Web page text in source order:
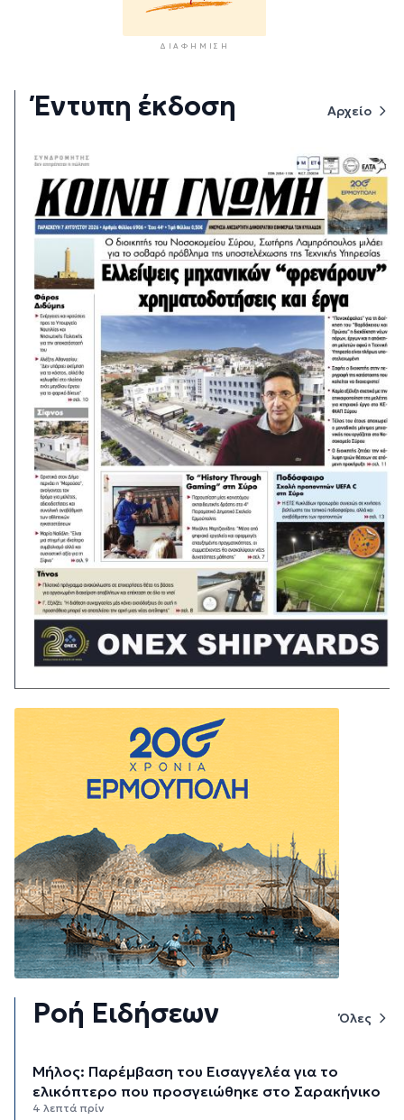
ΔΙΑΦΉΜΙΣΗ
Έντυπη έκδοση Αρχείο
Ροή Ειδήσεων Όλες
Μήλος: Παρέμβαση του Εισαγγελέα για το
ελικόπτερο που προσγειώθηκε στο Σαρακήνικο
4 λεπτά πρίν